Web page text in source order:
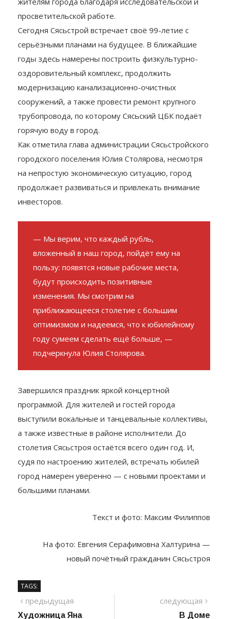
истории родного края. Её имя хорошо известно
жителям города благодаря исследовательской и
просветительской работе.
Сегодня Сясьстрой встречает своё 99-летие с
серьёзными планами на будущее. В ближайшие
годы здесь намерены построить физкультурно-
оздоровительный комплекс, продолжить
модернизацию канализационно-очистных
сооружений, а также провести ремонт крупного
трубопровода, по которому Сясьский ЦБК подаёт
горячую воду в город.
Как отметила глава администрации Сясьстройского
городского поселения Юлия Столярова, несмотря
на непростую экономическую ситуацию, город
продолжает развиваться и привлекать внимание
инвесторов.
— Мы верим, что каждый рубль,
вложенный в наш город, пойдёт ему на
пользу: появятся новые рабочие места,
будут происходить позитивные
изменения. Мы смотрим на
приближающееся столетие с большим
оптимизмом и надеемся, что к юбилейному
году сумеем сделать ещё больше, —
Завершился праздник яркой концертной
программой. Для жителей и гостей города
выступили вокальные и танцевальные коллективы,
а также известные в районе исполнители. До
столетия Сясьстроя остаётся всего один год. И,
судя по настроению жителей, встречать юбилей
На фото: Евгения Серафимовна Халтурина —
TAGS: